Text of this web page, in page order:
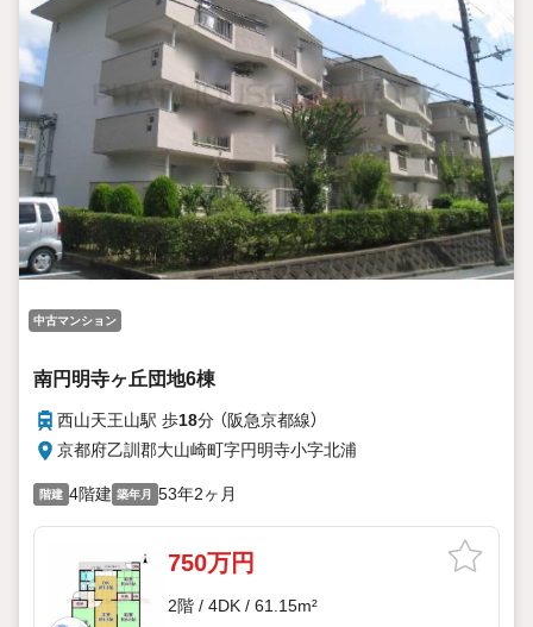
中古マンション
南円明寺ヶ丘団地6棟
西山天王山駅 歩18分 （阪急京都線）
京都府乙訓郡大山崎町字円明寺小字北浦
階建 4階建 築年月 53年2ヶ月
750万円
2階 / 4DK / 61.15m²